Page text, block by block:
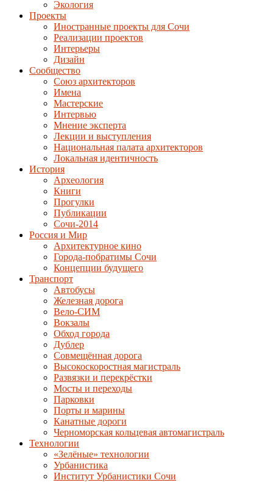
Экология
Проекты
Иностранные проекты для Сочи
Реализации проектов
Интерьеры
Дизайн
Сообщество
Союз архитекторов
Имена
Мастерские
Интервью
Мнение эксперта
Лекции и выступления
Национальная палата архитекторов
Локальная идентичность
История
Археология
Книги
Прогулки
Публикации
Сочи-2014
Россия и Мир
Архитектурное кино
Города-побратимы Сочи
Концепции будущего
Транспорт
Автобусы
Железная дорога
Вело-СИМ
Вокзалы
Обход города
Дублер
Совмещённая дорога
Высокоскоростная магистраль
Развязки и перекрёстки
Мосты и переходы
Парковки
Порты и марины
Канатные дороги
Черноморская кольцевая автомагистраль
Технологии
«Зелёные» технологии
Урбанистика
Институт Урбанистики Сочи